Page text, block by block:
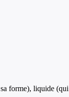
forme), liquide